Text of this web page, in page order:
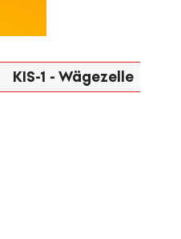
KIS-1 - Wägezelle